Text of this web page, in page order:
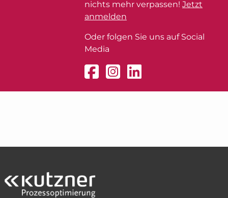
nichts mehr verpassen!Jetzt
anmelden
Oder folgen Sie uns auf Social
Media